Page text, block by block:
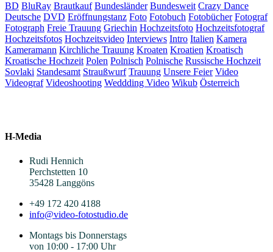
BD BluRay Brautkauf Bundesländer Bundesweit Crazy Dance
Deutsche DVD Eröffnungstanz Foto Fotobuch Fotobücher Fotograf
Fotograph Freie Trauung Griechin Hochzeitsfoto Hochzeitsfotograf
Hochzeitsfotos Hochzeitsvideo Interviews Intro Italien Kamera
Kameramann Kirchliche Trauung Kroaten Kroatien Kroatisch
Kroatische Hochzeit Polen Polnisch Polnische Russische Hochzeit
Sovlaki Standesamt Straußwurf Trauung Unsere Feier Video
Videograf Videoshooting Weddding Video Wikub Österreich
H-Media
Rudi Hennich
Perchstetten 10
35428 Langgöns
+49 172 420 4188
info@video-fotostudio.de
Montags bis Donnerstags
von 10:00 - 17:00 Uhr